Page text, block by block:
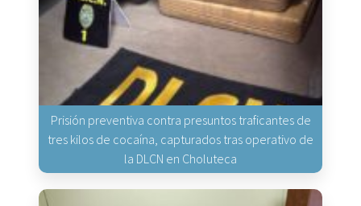
Prisión preventiva contra presuntos traficantes de
tres kilos de cocaína, capturados tras operativo de
la DLCN en Choluteca